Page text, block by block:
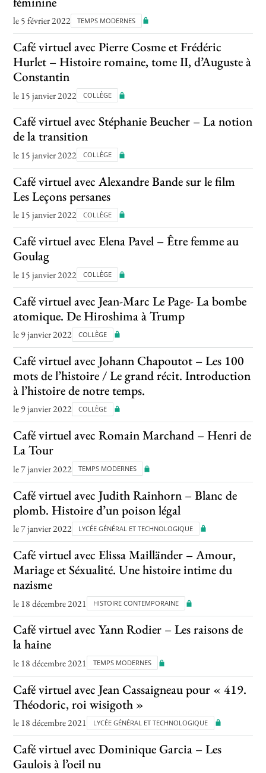
le 5 février 2022 TEMPS MODERNES
Café virtuel avec Pierre Cosme et Frédéric
Hurlet – Histoire romaine, tome II, d’Auguste à
Constantin
le 15 janvier 2022 COLLÈGE
Café virtuel avec Stéphanie Beucher – La notion
de la transition
le 15 janvier 2022 COLLÈGE
Café virtuel avec Alexandre Bande sur le film
Les Leçons persanes
le 15 janvier 2022 COLLÈGE
Café virtuel avec Elena Pavel – Être femme au
Goulag
le 15 janvier 2022 COLLÈGE
Café virtuel avec Jean-Marc Le Page- La bombe
atomique. De Hiroshima à Trump
le 9 janvier 2022 COLLÈGE
Café virtuel avec Johann Chapoutot – Les 100
mots de l’histoire / Le grand récit. Introduction
à l’histoire de notre temps.
le 9 janvier 2022 COLLÈGE
Café virtuel avec Romain Marchand – Henri de
La Tour
le 7 janvier 2022 TEMPS MODERNES
Café virtuel avec Judith Rainhorn – Blanc de
plomb. Histoire d’un poison légal
le 7 janvier 2022 LYCÉE GÉNÉRAL ET TECHNOLOGIQUE
Café virtuel avec Elissa Mailländer – Amour,
Mariage et Séxualité. Une histoire intime du
nazisme
le 18 décembre 2021 HISTOIRE CONTEMPORAINE
Café virtuel avec Yann Rodier – Les raisons de
la haine
le 18 décembre 2021 TEMPS MODERNES
Café virtuel avec Jean Cassaigneau pour « 419.
Théodoric, roi wisigoth »
le 18 décembre 2021 LYCÉE GÉNÉRAL ET TECHNOLOGIQUE
Café virtuel avec Dominique Garcia – Les
Gaulois à l’oeil nu